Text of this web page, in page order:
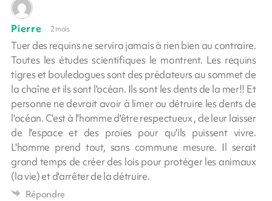
Pierre 2 mois
Tuer des requins ne servira jamais à rien bien au contraire.
Toutes les études scientifiques le montrent. Les requins
tigres et bouledogues sont des prédateurs au sommet de
la chaîne et ils sont l'océan. Ils sont les dents de la mer!! Et
personne ne devrait avoir à limer ou détruire les dents de
l'océan. C'est à l'homme d'être respectueux , de leur laisser
de l'espace et des proies pour qu'ils puissent vivre.
L'homme prend tout, sans commune mesure. Il serait
grand temps de créer des lois pour protéger les animaux
(la vie) et d'arrêter de la détruire.
Répondre